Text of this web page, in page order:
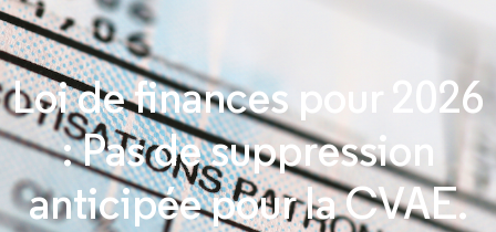
Loi de finances pour 2026
: Pas de suppression
anticipée pour la CVAE.